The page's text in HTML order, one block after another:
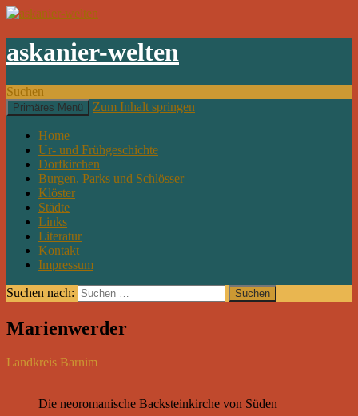
askanier-welten
Suchen
Primäres Menü Zum Inhalt springen
Home
Ur- und Frühgeschichte
Dorfkirchen
Burgen, Parks und Schlösser
Klöster
Städte
Links
Literatur
Kontakt
Impressum
Suchen nach:
Marienwerder
Landkreis Barnim
Die neoromanische Backsteinkirche von Süden